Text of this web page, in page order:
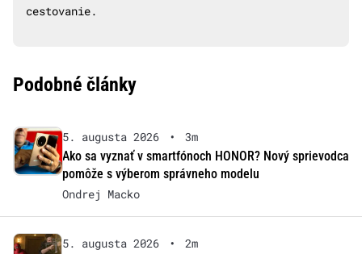
cestovanie.
Podobné články
5. augusta 2026 •
3m
Ako sa vyznať v smartfónoch HONOR? Nový sprievodca
pomôže s výberom správneho modelu
Ondrej Macko
5. augusta 2026 •
2m